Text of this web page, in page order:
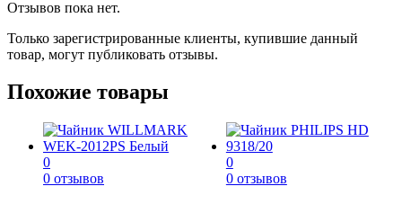
Отзывов пока нет.
Только зарегистрированные клиенты, купившие данный
товар, могут публиковать отзывы.
Похожие товары
0
0 отзывов
0
0 отзывов